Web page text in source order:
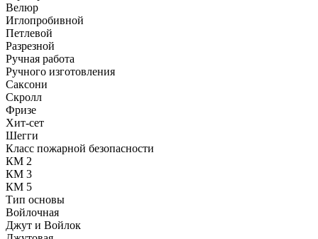
Велюр
Иглопробивной
Петлевой
Разрезной
Ручная работа
Ручного изготовления
Саксони
Скролл
Фризе
Хит-сет
Шегги
Класс пожарной безопасности
КМ 2
КМ 3
КМ 5
Тип основы
Войлочная
Джут и Войлок